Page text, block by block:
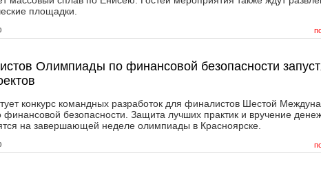
площадки.
Олимпиады по финансовой безопасности
конкурс командных разработок для финалистов Шестой
безопасности. Защита лучших практик и вручение
на завершающей неделе олимпиады в Красноярске.